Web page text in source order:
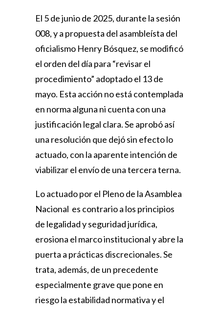
El 5 de junio de 2025, durante la sesión
008, y a propuesta del asambleísta del
oficialismo Henry Bósquez, se modificó
el orden del día para “revisar el
procedimiento” adoptado el 13 de
mayo. Esta acción no está contemplada
en norma alguna ni cuenta con una
justificación legal clara. Se aprobó así
una resolución que dejó sin efecto lo
actuado, con la aparente intención de
viabilizar el envío de una tercera terna.
Lo actuado por el Pleno de la Asamblea
Nacional es contrario a los principios
de legalidad y seguridad jurídica,
erosiona el marco institucional y abre la
puerta a prácticas discrecionales. Se
trata, además, de un precedente
especialmente grave que pone en
riesgo la estabilidad normativa y el